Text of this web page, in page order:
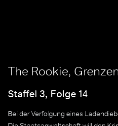
The Rookie,
Staffel 3, Folge 14
Bei der Verfolgung eines